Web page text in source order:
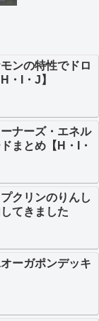
ンの特性でドロ
・I・J】
ナーズ・エネル
まとめ【H・I・
クリンのりんし
てきました
ーガポンデッキ